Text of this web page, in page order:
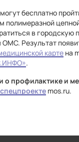
бесплатно
полимеразной
в городскую
Результат
карте на
.
профилактике и
mos.ru.